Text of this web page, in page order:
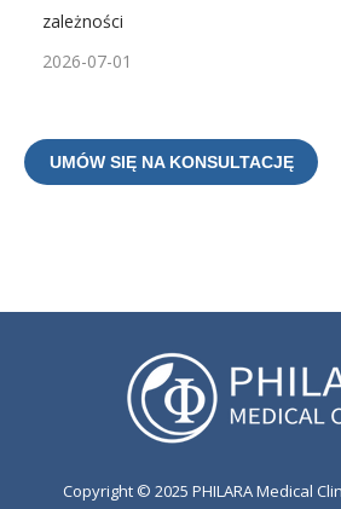
zależności
2026-07-01
UMÓW SIĘ NA KONSULTACJĘ
Copyright © 2025 PHILARA Medical